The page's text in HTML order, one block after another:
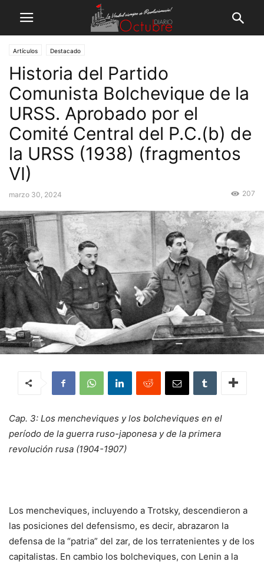
Artículos Destacado
Historia del Partido
Comunista Bolchevique de la
URSS. Aprobado por el
Comité Central del P.C.(b) de
la URSS (1938) (fragmentos
VI)
marzo 30, 2024 207
Cap. 3: Los mencheviques y los bolcheviques en el
período de la guerra ruso-japonesa y de la primera
revolución rusa (1904-1907)
Los mencheviques, incluyendo a Trotsky, descendieron a
las posiciones del defensismo, es decir, abrazaron la
defensa de la “patria” del zar, de los terratenientes y de los
capitalistas. En cambio los bolcheviques, con Lenin a la